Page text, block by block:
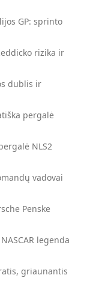
GP: sprinto
rizika ir
dublis ir
pergalė
NLS2
vadovai
Penske
legenda
griaunantis